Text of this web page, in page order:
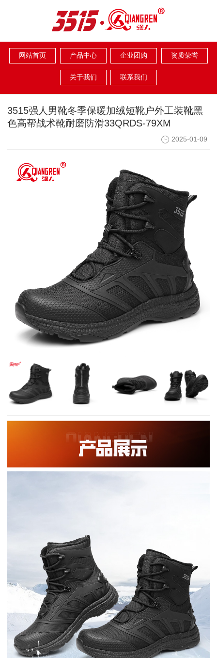
网站首页 产品中心 企业团购 资质荣誉
关于我们 联系我们
3515强人男靴冬季保暖加绒短靴户外工装靴黑
色高帮战术靴耐磨防滑33QRDS-79XM
2025-01-09